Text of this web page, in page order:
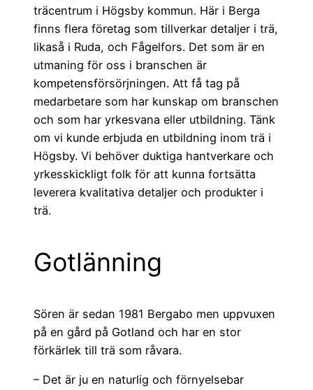
träcentrum i Högsby kommun. Här i Berga
finns flera företag som tillverkar detaljer i trä,
likaså i Ruda, och Fågelfors. Det som är en
utmaning för oss i branschen är
kompetensförsörjningen. Att få tag på
medarbetare som har kunskap om branschen
och som har yrkesvana eller utbildning. Tänk
om vi kunde erbjuda en utbildning inom trä i
Högsby. Vi behöver duktiga hantverkare och
yrkesskickligt folk för att kunna fortsätta
leverera kvalitativa detaljer och produkter i
trä.
Gotlänning
Sören är sedan 1981 Bergabo men uppvuxen
på en gård på Gotland och har en stor
förkärlek till trä som råvara.
– Det är ju en naturlig och förnyelsebar